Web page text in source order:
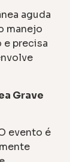
aguda
manejo
e precisa
Grave
evento é